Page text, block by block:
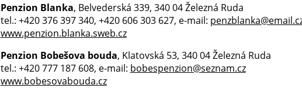
Penzion Blanka, Belvederská 339, 340 04 Železná Ruda
tel.: +420 376 397 340, +420 606 303 627, e-mail:
www.penzion.blanka.sweb.cz
Penzion Bobešova bouda, Klatovská 53, 340 04 Železná Ruda
tel.: +420 777 187 608, e-mail: bobespenzion@seznam.cz
www.bobesovabouda.cz